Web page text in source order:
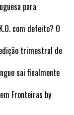
para
com defeito? O
trimestral de
sai finalmente
Fronteiras by